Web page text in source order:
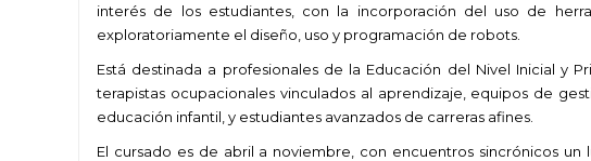
interés de los estudiantes, con la incorporación del uso de
exploratoriamente el diseño, uso y programación de robots.
Está destinada a profesionales de la Educación del Nivel Inicial y
terapistas ocupacionales vinculados al aprendizaje, equipos de
educación infantil, y estudiantes avanzados de carreras afines.
El cursado es de abril a noviembre, con encuentros sincrónicos un